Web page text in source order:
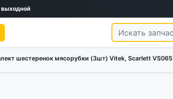
выходной
шестеренок мясорубки (3шт) Vitek, Scarlett VS065